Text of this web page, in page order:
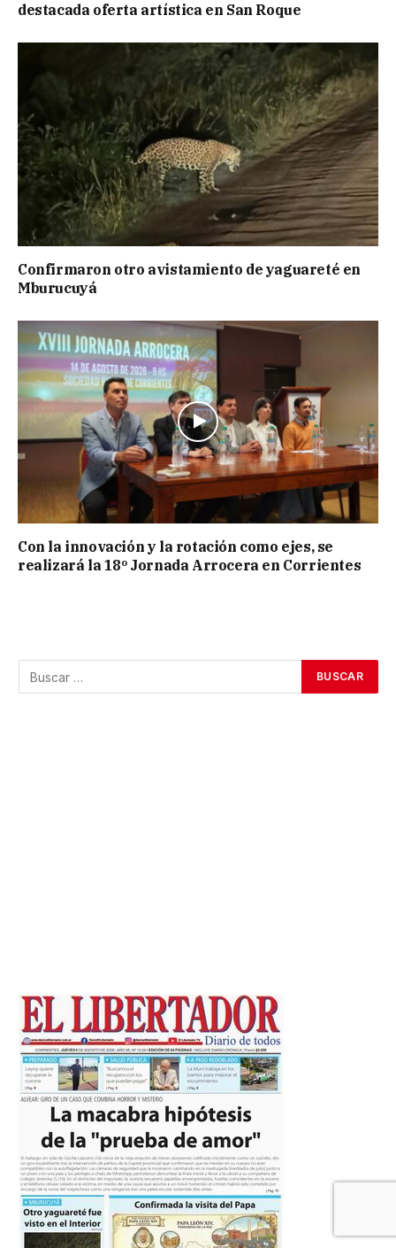
destacada oferta artística en San Roque
Confirmaron otro avistamiento de yaguareté en
Mburucuyá
Con la innovación y la rotación como ejes, se
realizará la 18º Jornada Arrocera en Corrientes